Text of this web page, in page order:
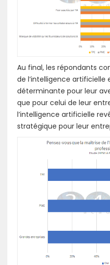
Au final, les répondants
de l’intelligence artificielle
déterminante pour leur
que pour celui de leur
l’intelligence artificielle
stratégique pour leur